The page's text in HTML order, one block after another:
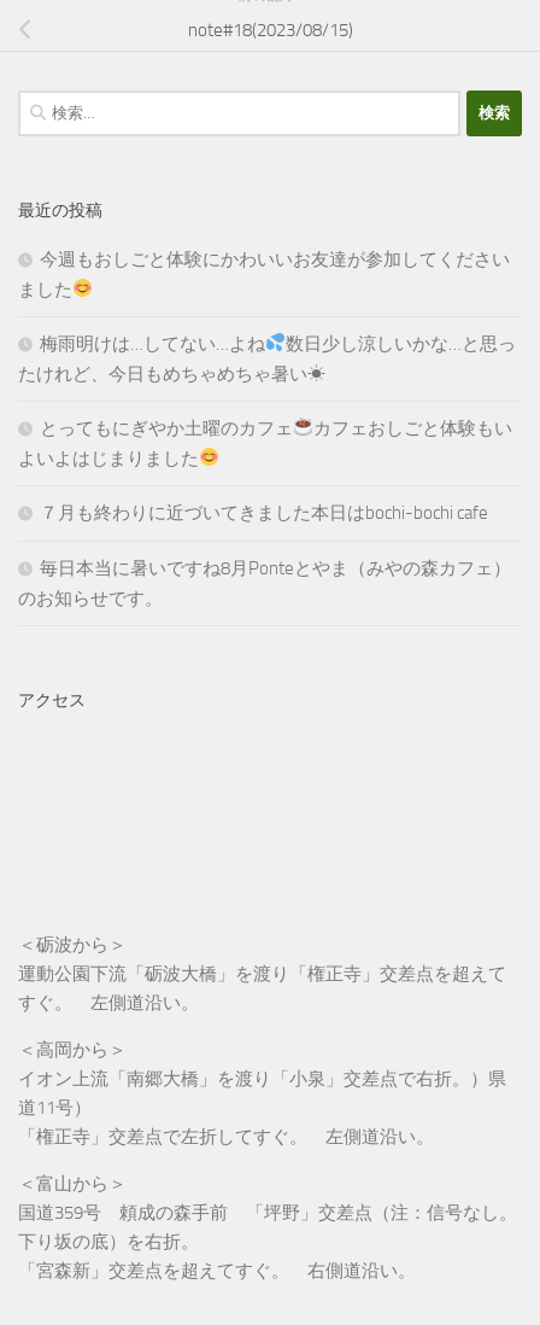
note#18(2023/08/15)
検
索:
最近の投稿
今週もおしごと体験にかわいいお友達が参加してください
ました
梅雨明けは…してない…よね
数日少し涼しいかな…と思っ
たけれど、今日もめちゃめちゃ暑い☀
とってもにぎやか土曜のカフェ
カフェおしごと体験もい
よいよはじまりました
７月も終わりに近づいてきました本日はbochi-bochi cafe
毎日本当に暑いですね8月Ponteとやま（みやの森カフェ）
のお知らせです。
アクセス
＜砺波から＞
運動公園下流「砺波大橋」を渡り「権正寺」交差点を超えて
すぐ。 左側道沿い。
＜高岡から＞
イオン上流「南郷大橋」を渡り「小泉」交差点で右折。）県
道11号）
「権正寺」交差点で左折してすぐ。 左側道沿い。
＜富山から＞
国道359号 頼成の森手前 「坪野」交差点（注：信号なし。
下り坂の底）を右折。
「宮森新」交差点を超えてすぐ。 右側道沿い。